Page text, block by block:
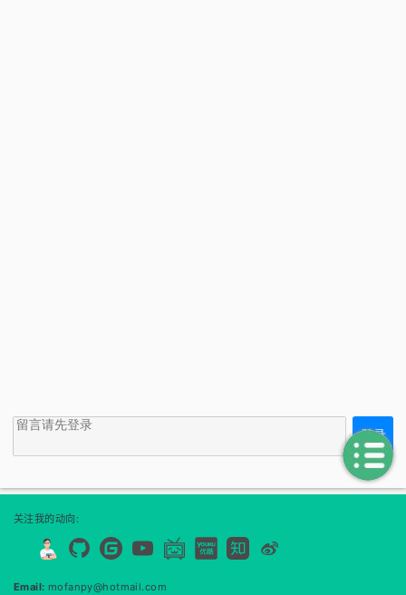
登录
关注我的动向:
Email: mofanpy@hotmail.com